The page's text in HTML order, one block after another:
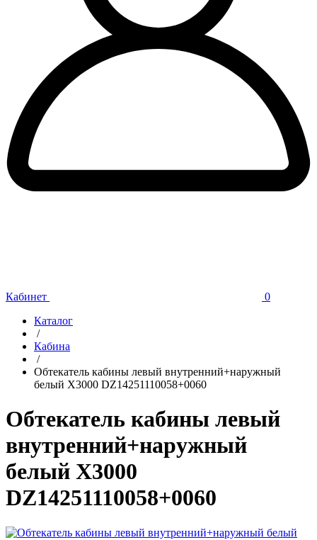
Кабинет
0
Каталог
/
Кабина
/
Обтекатель кабины левый внутренний+наружный
белый X3000 DZ14251110058+0060
Обтекатель кабины левый
внутренний+наружный
белый X3000
DZ14251110058+0060